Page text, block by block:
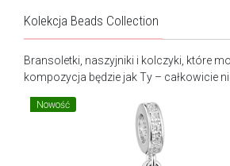
Kolekcja Beads Collection
Bransoletki, naszyjniki i kolczyki, które
kompozycja będzie jak Ty – całkowicie
Nowość